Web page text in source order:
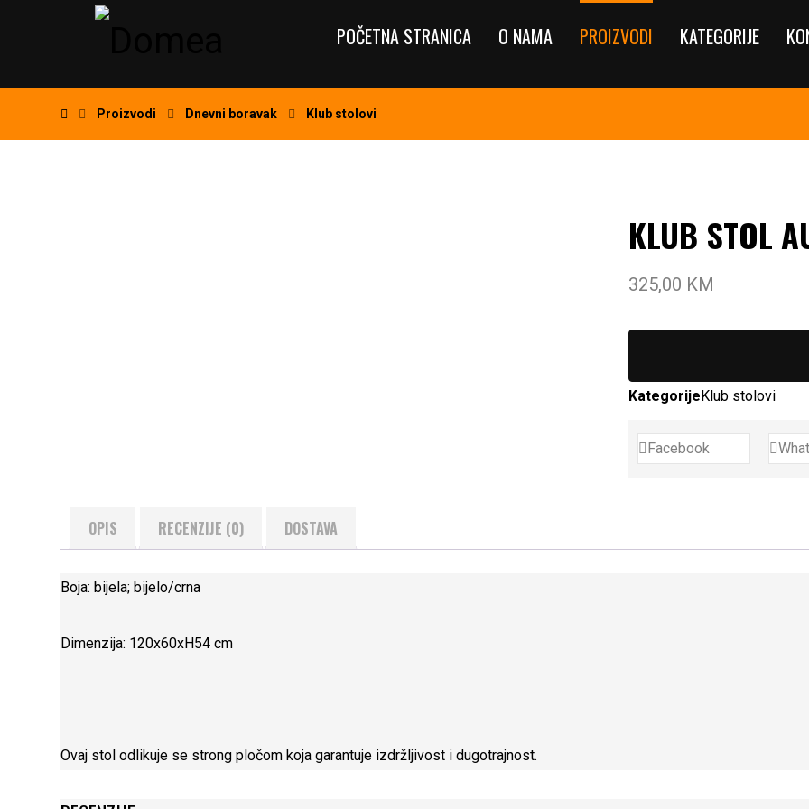
POČETNA STRANICA O NAMA PROIZVODI KATEGORIJE
Proizvodi Dnevni boravak Klub stolovi
KLUB STOL
325,00 KM
KategorijeKlub stolovi
Facebook
OPIS RECENZIJE (0) DOSTAVA
Boja: bijela; bijelo/crna
Dimenzija: 120x60xH54 cm
Ovaj stol odlikuje se strong pločom koja garantuje izdržljivost i dugotrajnost.